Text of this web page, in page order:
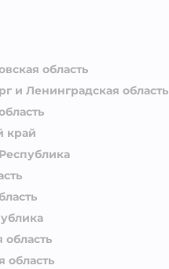
область
и Ленинградская область
край
область
область